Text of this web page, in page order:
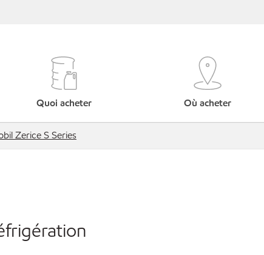
Quoi acheter Où acheter
Zerice S Series